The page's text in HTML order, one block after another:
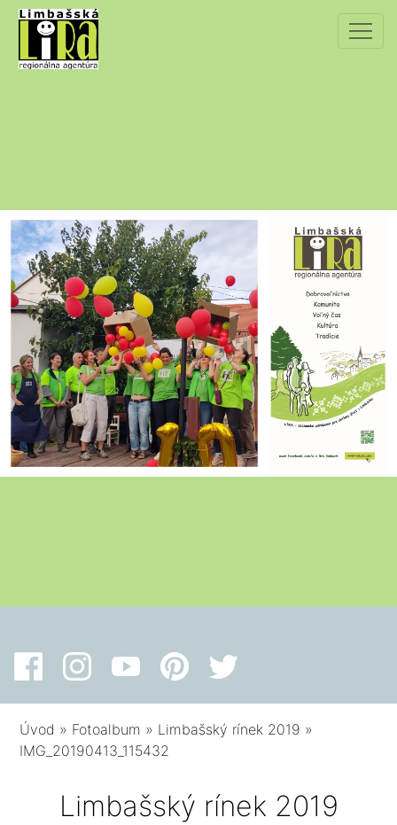
Úvod » Fotoalbum » Limbašský rínek 2019 »
IMG_20190413_115432
Limbašský rínek 2019